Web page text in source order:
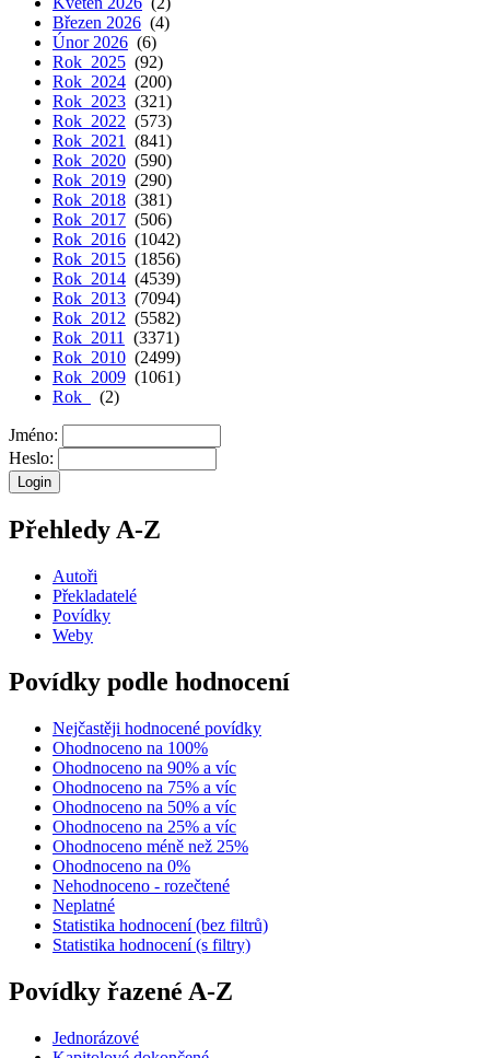
Březen 2026 (4)
Únor 2026 (6)
Rok 2025 (92)
Rok 2024 (200)
Rok 2023 (321)
Rok 2022 (573)
Rok 2021
(841)
Rok 2020 (590)
Rok 2019 (290)
Rok 2018 (381)
Rok 2017 (506)
Rok 2016 (1042)
Rok 2015 (1856)
Rok 2014 (4539)
Rok 2013 (7094)
Rok 2012 (5582)
Rok 2011
(3371)
Rok 2010 (2499)
Rok 2009 (1061)
Rok
(2)
Jméno:
Heslo:
Přehledy A-Z
Autoři
Překladatelé
Povídky
Weby
Povídky podle hodnocení
Nejčastěji hodnocené povídky
Ohodnoceno na 100%
Ohodnoceno na 90% a víc
Ohodnoceno na 75% a víc
Ohodnoceno na 50% a víc
Ohodnoceno na 25% a víc
Ohodnoceno méně než 25%
Ohodnoceno na 0%
Nehodnoceno - rozečtené
Neplatné
Statistika hodnocení (bez filtrů)
Statistika hodnocení (s filtry)
Povídky řazené A-Z
Jednorázové